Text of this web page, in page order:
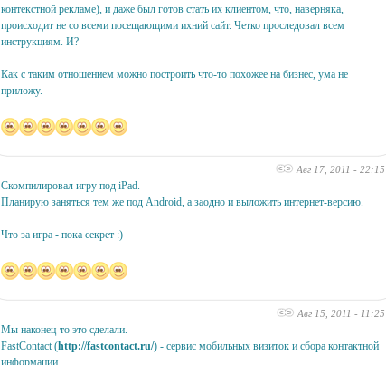
контекстной рекламе), и даже был готов стать их клиентом, что, наверняка,
происходит не со всеми посещающими ихний сайт. Четко проследовал всем
инструкциям. И?
Как с таким отношением можно построить что-то похожее на бизнес, ума не
приложу.
Авг 17, 2011 - 22:15
Скомпилировал игру под iPad.
Планирую заняться тем же под Android, а заодно и выложить интернет-версию.
Что за игра - пока секрет :)
Авг 15, 2011 - 11:25
Мы наконец-то это сделали.
FastContact (http://fastcontact.ru/) - сервис мобильных визиток и сбора контактной
информации.